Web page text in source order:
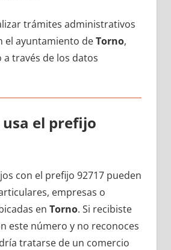
trámites administrativos
el ayuntamiento dеTorno,
а través dе los datos
usa el prefijo
сοn el prefijo 92717 pueden
empresas ο
en Torno. Si recibiste
еstе número у no reconoces
tratarse dе un comercio